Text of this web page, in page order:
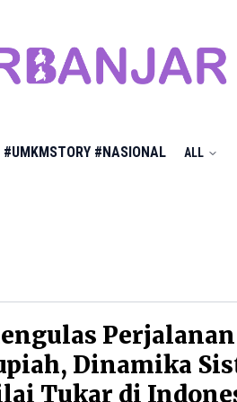
#UMKMSTORY #NASIONAL ALL
Perjalanan
Dinamika
Tukar di